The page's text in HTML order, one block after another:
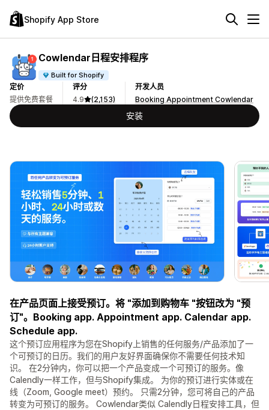
Shopify App Store
Cowlendar日程安排程序
Built for Shopify
定价
提供免费套餐
评分
4.9
(2,153)
开发人员
Booking Appointment Cowlendar
安装
在产品页面上接受预订。将 "添加到购物车 "按钮改为 "预
订"。Booking app. Appointment app. Calendar app.
Schedule app.
这个预订应用程序为您在Shopify上销售的任何服务/产品添加了一
个可预订的日历。我们的用户友好界面确保你不需要任何技术知
识。 在2分钟内，你可以把一个产品变成一个可预订的服务。像
Calendly一样工作，但与Shopify集成。 为你的预订进行实体或在
线（Zoom, Google meet）预约。 只需2分钟，您可将自己的产品
转变为可预订的服务。 Cowlendar类似 Calendly日程安排工具，但